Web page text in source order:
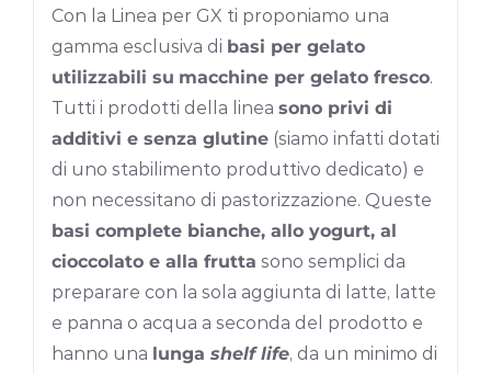
Con la Linea per GX ti proponiamo una
gamma esclusiva di basi per gelato
utilizzabili su macchine per gelato fresco.
Tutti i prodotti della linea sono privi di
additivi e senza glutine(siamo infatti dotati
di uno stabilimento produttivo dedicato) e
non necessitano di pastorizzazione. Queste
basi complete bianche, allo yogurt, al
cioccolato e alla frutta sono semplici da
preparare con la sola aggiunta di latte, latte
e panna o acqua a seconda del prodotto e
hanno una lunga shelf life, da un minimo di